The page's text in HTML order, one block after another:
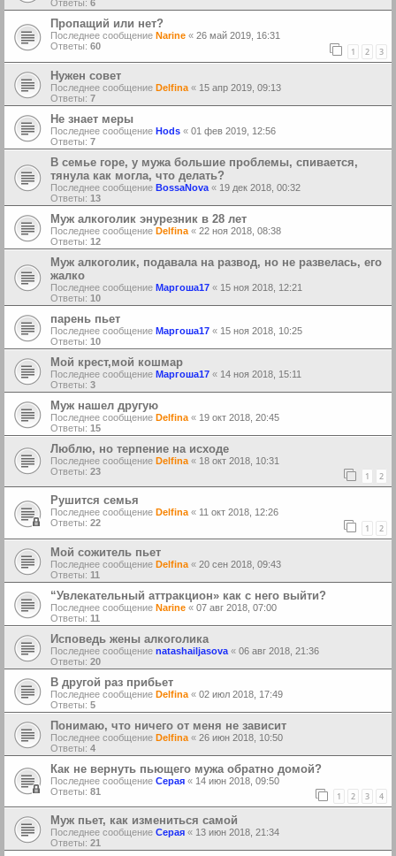
Ответы: 6
Пропащий или нет?
Последнее сообщение Narine « 26 май 2019, 16:31
Ответы: 60 1 2 3
Нужен совет
Последнее сообщение Delfina « 15 апр 2019, 09:13
Ответы: 7
Не знает меры
Последнее сообщение Hods « 01 фев 2019, 12:56
Ответы: 7
В семье горе, у мужа большие проблемы, спивается,
тянула как могла, что делать?
Последнее сообщение BossaNova « 19 дек 2018, 00:32
Ответы: 13
Муж алкоголик энурезник в 28 лет
Последнее сообщение Delfina « 22 ноя 2018, 08:38
Ответы: 12
Муж алкоголик, подавала на развод, но не развелась, его
жалко
Последнее сообщение Маргоша17 « 15 ноя 2018, 12:21
Ответы: 10
парень пьет
Последнее сообщение Маргоша17 « 15 ноя 2018, 10:25
Ответы: 10
Мой крест,мой кошмар
Последнее сообщение Маргоша17 « 14 ноя 2018, 15:11
Ответы: 3
Муж нашел другую
Последнее сообщение Delfina « 19 окт 2018, 20:45
Ответы: 15
Люблю, но терпение на исходе
Последнее сообщение Delfina « 18 окт 2018, 10:31
Ответы: 23 1 2
Рушится семья
Последнее сообщение Delfina « 11 окт 2018, 12:26
Ответы: 22 1 2
Мой сожитель пьет
Последнее сообщение Delfina « 20 сен 2018, 09:43
Ответы: 11
“Увлекательный аттракцион» как с него выйти?
Последнее сообщение Narine « 07 авг 2018, 07:00
Ответы: 11
Исповедь жены алкоголика
Последнее сообщение natashailjasova « 06 авг 2018, 21:36
Ответы: 20
В другой раз прибьет
Последнее сообщение Delfina « 02 июл 2018, 17:49
Ответы: 5
Понимаю, что ничего от меня не зависит
Последнее сообщение Delfina « 26 июн 2018, 10:50
Ответы: 4
Как не вернуть пьющего мужа обратно домой?
Последнее сообщение Серая « 14 июн 2018, 09:50
Ответы: 81 1 2 3 4
Муж пьет, как измениться самой
Последнее сообщение Серая « 13 июн 2018, 21:34
Ответы: 21